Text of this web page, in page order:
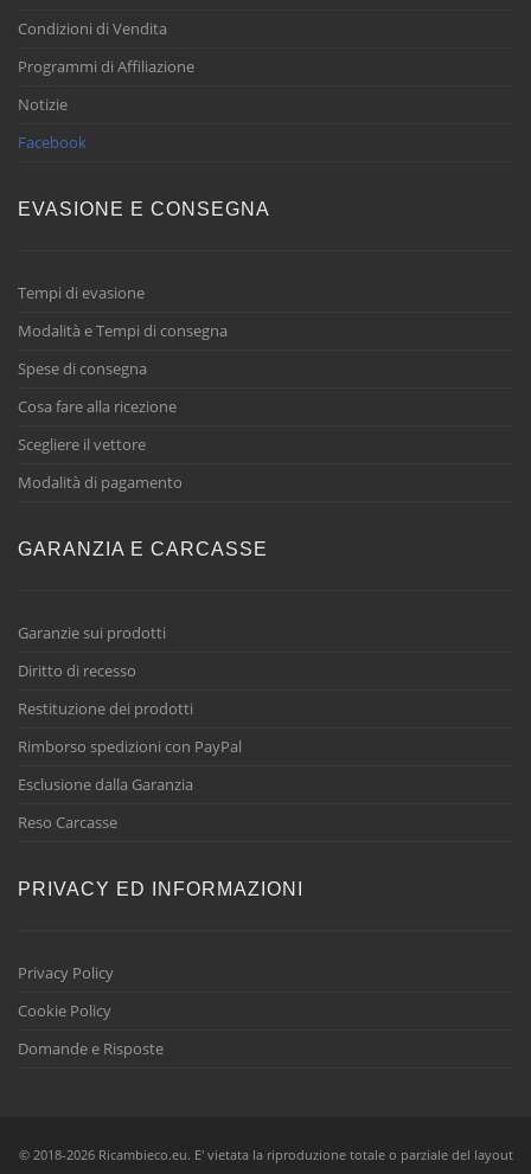
Condizioni di Vendita
Programmi di Affiliazione
Notizie
Facebook
EVASIONE E CONSEGNA
Tempi di evasione
Modalità e Tempi di consegna
Spese di consegna
Cosa fare alla ricezione
Scegliere il vettore
Modalità di pagamento
GARANZIA E CARCASSE
Garanzie sui prodotti
Diritto di recesso
Restituzione dei prodotti
Rimborso spedizioni con PayPal
Esclusione dalla Garanzia
Reso Carcasse
PRIVACY ED INFORMAZIONI
Privacy Policy
Cookie Policy
Domande e Risposte
© 2018-2026 Ricambieco.eu. E' vietata la riproduzione totale o parziale del layout